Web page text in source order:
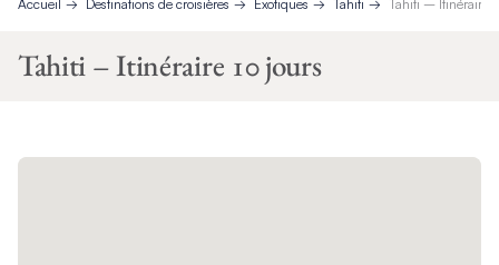
Accueil Destinations de croisières Exotiques Tahiti Tahiti – Itinéraire
Tahiti – Itinéraire 10 jours